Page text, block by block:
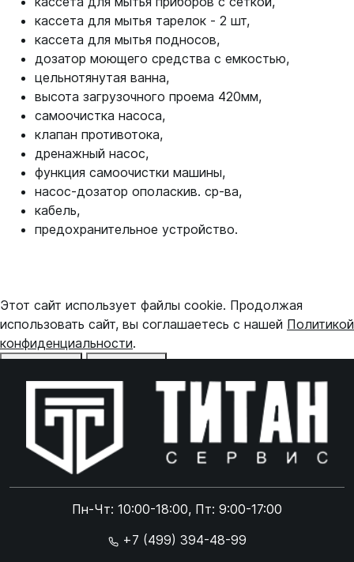
кассета для мытья тарелок - 2 шт,
кассета для мытья подносов,
дозатор моющего средства с емкостью,
цельнотянутая ванна,
высота загрузочного проема 420мм,
самоочистка насоса,
клапан противотока,
дренажный насос,
функция самоочистки машины,
насос-дозатор ополаскив. ср-ва,
кабель,
предохранительное устройство.
Пн-Чт: 10:00-18:00, Пт: 9:00-17:00
+7 (499) 394-48-99
Этот сайт использует файлы cookie. Продолжая
использовать сайт, вы соглашаетесь с нашей Политикой
конфиденциальности.
Online чат
Online чат